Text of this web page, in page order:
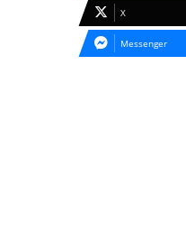
X
Messenger